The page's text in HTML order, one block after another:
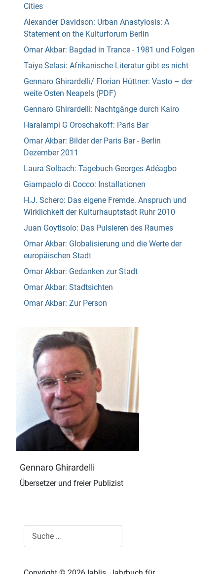
Cities
Alexander Davidson: Urban Anastylosis: A
Statement on the Kulturforum Berlin
Omar Akbar: Bagdad in Trance - 1981 und Folgen
Taiye Selasi: Afrikanische Literatur gibt es nicht
Gennaro Ghirardelli/ Florian Hüttner: Vasto – der
weite Osten Neapels (PDF)
Gennaro Ghirardelli: Nachtgänge durch Kairo
Haralampi G Oroschakoff: Paris Bar
Omar Akbar: Bilder der Paris Bar - Berlin
Dezember 2011
Laura Solbach: Tagebuch Georges Adéagbo
Giampaolo di Cocco: Installationen
H.J. Schero: Das eigene Fremde. Anspruch und
Wirklichkeit der Kulturhauptstadt Ruhr 2010
Juan Goytisolo: Das Pulsieren des Raumes
Omar Akbar: Globalisierung und die Werte der
europäischen Stadt
Omar Akbar: Gedanken zur Stadt
Omar Akbar: Stadtsichten
Omar Akbar: Zur Person
Gennaro Ghirardelli
Übersetzer und freier Publizist